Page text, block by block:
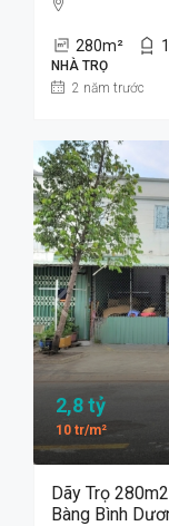
280m²
NHÀ TRỌ
2 năm trước
2,8 tỷ
10 tr/m²
Dãy Trọ
Bàng Bình